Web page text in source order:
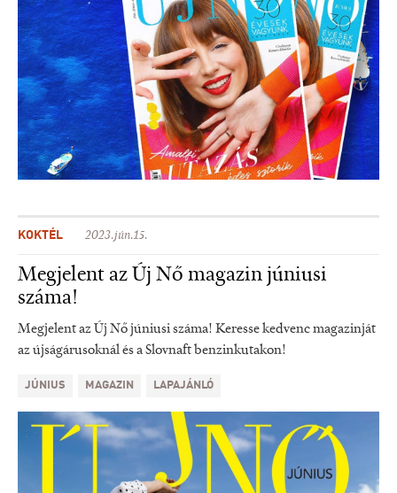
KOKTÉL 2023.jún.15.
Megjelent az Új Nő magazin júniusi
száma!
Megjelent az Új Nő júniusi száma! Keresse kedvenc magazinját
az újságárusoknál és a Slovnaft benzinkutakon!
JÚNIUS MAGAZIN LAPAJÁNLÓ